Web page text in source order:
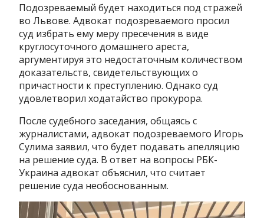
Подозреваемый будет находиться под стражей
во Львове. Адвокат подозреваемого просил
суд избрать ему меру пресечения в виде
круглосуточного домашнего ареста,
аргументируя это недостаточным количеством
доказательств, свидетельствующих о
причастности к преступлению. Однако суд
удовлетворил ходатайство прокурора.
После судебного заседания, общаясь с
журналистами, адвокат подозреваемого Игорь
Сулима заявил, что будет подавать апелляцию
на решение суда. В ответ на вопросы РБК-
Украина адвокат объяснил, что считает
решение суда необоснованным.
Видеоплеер